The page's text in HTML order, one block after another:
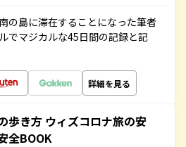
の島に滞在することになった筆者
でマジカルな45日間の記録と記
詳細を見る
歩き方 ウィズコロナ旅の安
全BOOK